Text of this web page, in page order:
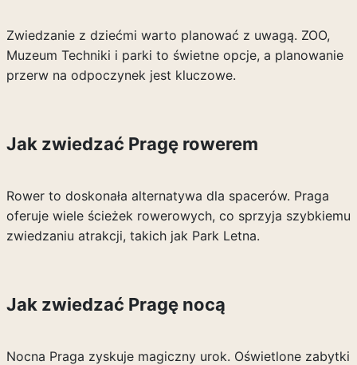
Zwiedzanie z dziećmi warto planować z uwagą. ZOO,
Muzeum Techniki i parki to świetne opcje, a planowanie
przerw na odpoczynek jest kluczowe.
Jak zwiedzać Pragę rowerem
Rower to doskonała alternatywa dla spacerów. Praga
oferuje wiele ścieżek rowerowych, co sprzyja szybkiemu
zwiedzaniu atrakcji, takich jak Park Letna.
Jak zwiedzać Pragę nocą
Nocna Praga zyskuje magiczny urok. Oświetlone zabytki